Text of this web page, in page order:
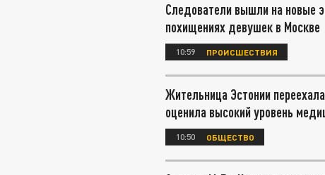
Следователи вышли на новые
похищениях девушек в Москве
10:59 ПРОИСШЕСТВИЯ
Жительница Эстонии
оценила высокий уровень
10:50 ОБЩЕСТВО